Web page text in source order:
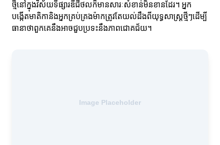
ថ្មីនៅក្នុងវិស័យទីផ្សារឌីជីថលក៏មានសារៈសំខាន់មិនខានដែរ។ អ្នក
បង្កើតមាតិកានិងអ្នកគ្រប់គ្រងម៉ាកត្រូវតែយល់ដឹងពីយុទ្ធសាស្ត្រថ្មីៗដើម្បី
ធានាថាពួកគេនឹងអាចជួបប្រទះនឹងភាពជោគជ័យ។